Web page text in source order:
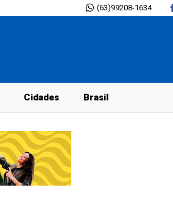
(63)99208-1634
Cidades Brasil